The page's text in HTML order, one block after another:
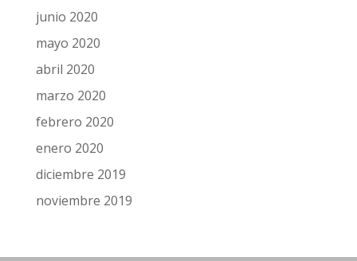
junio 2020
mayo 2020
abril 2020
marzo 2020
febrero 2020
enero 2020
diciembre 2019
noviembre 2019